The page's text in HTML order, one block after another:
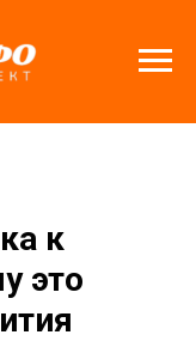
к
это